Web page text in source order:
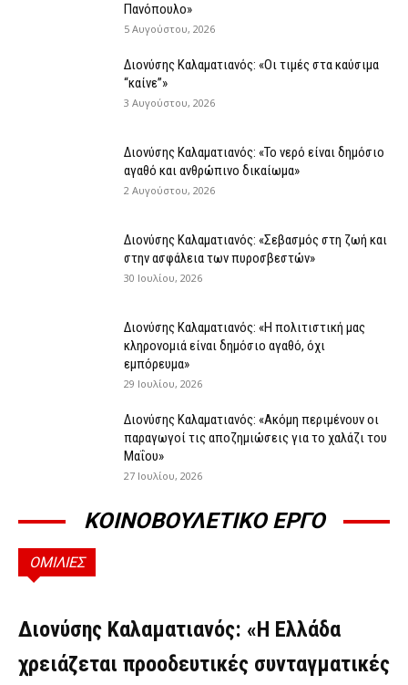
Πανόπουλο»
5 Αυγούστου, 2026
Διονύσης Καλαματιανός: «Οι τιμές στα καύσιμα
“καίνε”»
3 Αυγούστου, 2026
Διονύσης Καλαματιανός: «Το νερό είναι δημόσιο
αγαθό και ανθρώπινο δικαίωμα»
2 Αυγούστου, 2026
Διονύσης Καλαματιανός: «Σεβασμός στη ζωή και
στην ασφάλεια των πυροσβεστών»
30 Ιουλίου, 2026
Διονύσης Καλαματιανός: «Η πολιτιστική μας
κληρονομιά είναι δημόσιο αγαθό, όχι
εμπόρευμα»
29 Ιουλίου, 2026
Διονύσης Καλαματιανός: «Ακόμη περιμένουν οι
παραγωγοί τις αποζημιώσεις για το χαλάζι του
Μαΐου»
27 Ιουλίου, 2026
ΚΟΙΝΟΒΟΥΛΕΤΙΚΟ ΕΡΓΟ
ΟΜΙΛΙΕΣ
ΟΜΙΛΊΕΣ
Διονύσης Καλαματιανός: «Η Ελλάδα
χρειάζεται προοδευτικές συνταγματικές